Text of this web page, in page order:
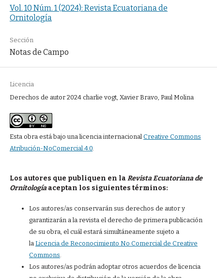
Vol. 10 Núm. 1 (2024): Revista Ecuatoriana de
Ornitología
Sección
Notas de Campo
Licencia
Derechos de autor 2024 charlie vogt, Xavier Bravo, Paul Molina
Esta obra está bajo una licencia internacional Creative Commons
Atribución-NoComercial 4.0.
Los autores que publiquen en la Revista Ecuatoriana de
Ornitologíaaceptan los siguientes términos:
Los autores/as conservarán sus derechos de autor y
garantizarán a la revista el derecho de primera publicación
de su obra, el cuál estará simultáneamente sujeto a
la Licencia de Reconocimiento No Comercial de Creative
Commons
Los autores/as podrán adoptar otros acuerdos de licencia